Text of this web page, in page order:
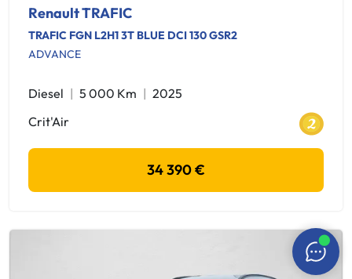
Renault TRAFIC
TRAFIC FGN L2H1 3T BLUE DCI 130 GSR2
ADVANCE
Diesel 5 000 Km
2025
Crit'Air
34 390 €